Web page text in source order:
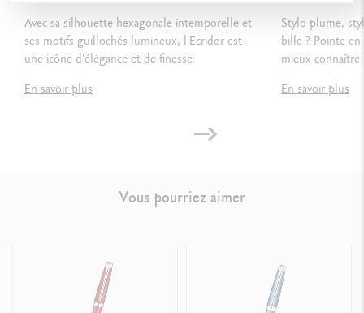
NORMES LÉGALES
Swiss Made
Réf. 4789.580
Avec sa silhouette hexagonale intemporelle et
ses motifs guillochés lumineux, l'Ecridor est
une icône d'élégance et de finesse.
En savoir plus
Stylo plume,
bille ? Pointe
mieux
En savoir plus
Vous pourriez aimer